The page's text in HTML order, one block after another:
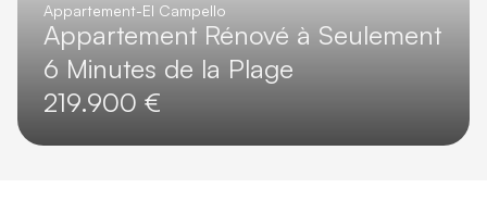
Appartement-El Campello
Appartement Rénové à Seulement
6 Minutes de la Plage
219.900 €